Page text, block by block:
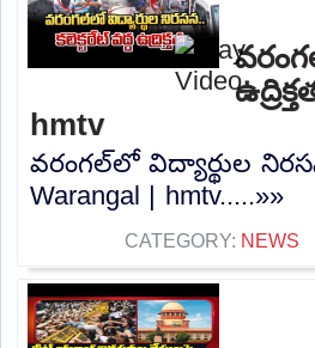
hmtv
వరంగల్‌లో విద్యార్థుల
Warangal | hmtv.....»»
CATEGORY: NEWS